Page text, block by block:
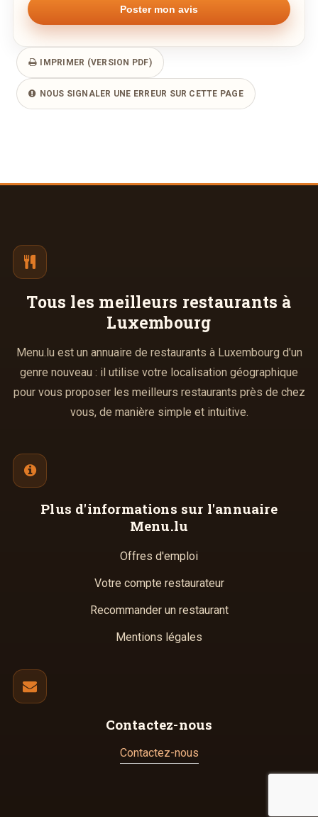
IMPRIMER (VERSION PDF)
NOUS SIGNALER UNE ERREUR SUR CETTE PAGE
Tous les meilleurs restaurants à
Luxembourg
Menu.lu est un annuaire de restaurants à Luxembourg d'un
genre nouveau : il utilise votre localisation géographique
pour vous proposer les meilleurs restaurants près de chez
vous, de manière simple et intuitive.
Plus d'informations sur l'annuaire
Menu.lu
Offres d'emploi
Votre compte restaurateur
Recommander un restaurant
Mentions légales
Contactez-nous
Contactez-nous